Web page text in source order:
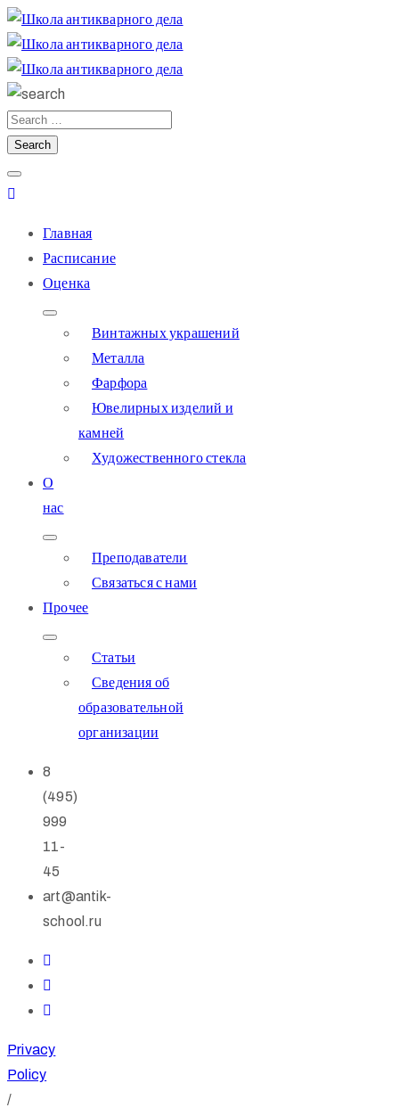
Главная
Расписание
Оценка
Винтажных украшений
Металла
Фарфора
Ювелирных изделий и
камней
Художественного стекла
О
нас
Преподаватели
Связаться с нами
Прочее
Статьи
Сведения об
образовательной
организации
8
(495)
999
11-
45
art@antik-
school.ru
Privacy
Policy
/